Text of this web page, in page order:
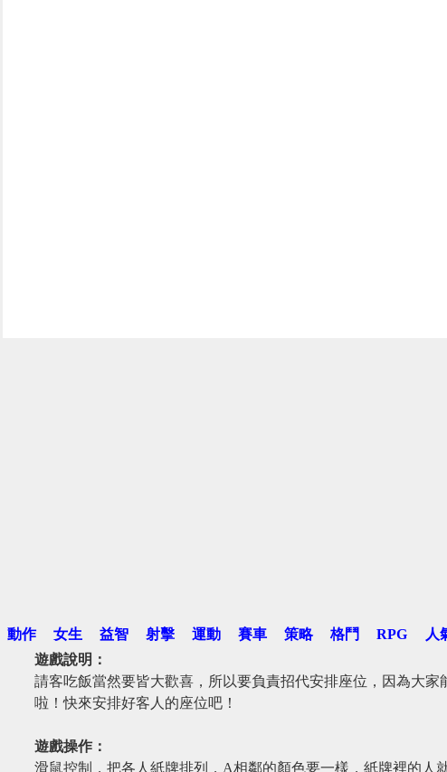
動作 女生 益智 射擊 運動 賽車 策略 格鬥 RPG 人
遊戲說明：
請客吃飯當然要皆大歡喜，所以要負責招代安排座位，因為大家
啦！快來安排好客人的座位吧！
遊戲操作：
滑鼠控制，把各人紙牌排列，A相鄰的顏色要一樣，紙牌裡的人